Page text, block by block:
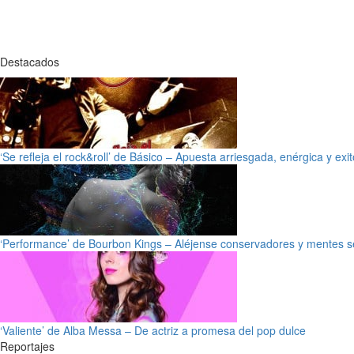
Destacados
‘Se refleja el rock&roll’ de Básico – Apuesta arriesgada, enérgica y
‘Performance’ de Bourbon Kings – Aléjense conservadores y mentes
‘Valiente’ de Alba Messa – De actriz a promesa del pop dulce
Reportajes